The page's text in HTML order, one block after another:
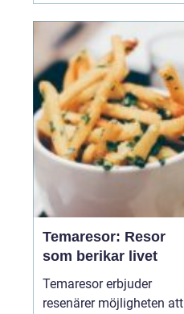
naturskönhet och
modern komfort,
erbjuder denna ö en
perfek...
Temaresor: Resor
som berikar livet
Temaresor erbjuder
resenärer möjligheten att